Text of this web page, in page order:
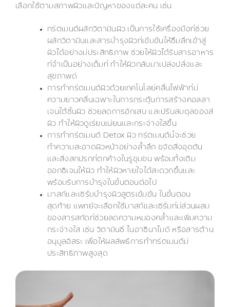
เลือกใช้ตามสภาพผิวและปัญหาของแต่ละคน เช่น
ทรีตเมนต์ผลักวิตามินผิว เป็นการใช้เครื่องมือที่ช่วย
ผลักวิตามินและสารบำรุงผิวที่เข้มข้นให้ซึมลึกเข้าสู่
ผิวได้อย่างมีประสิทธิภาพ ช่วยให้ผิวได้รับสารอาหาร
ที่จำเป็นอย่างเต็มที่ ทำให้ผิวกลับมาเปล่งปลั่งและ
สุขภาพดี
การทำทรีตเมนต์ผิวด้วยเทคโนโลยีคลื่นไฟฟ้าที่มี
ความยาวคลื่นเฉพาะในการกระตุ้นการสร้างคอลลา
เจนใต้ชั้นผิว ช่วยลดการอักเสบ และปรับสมดุลของสี
ผิว ทำให้ผิวดูเรียบเนียนและกระจ่างใสขึ้น
การทำทรีตเมนต์ Detox ผิว ทรีตเมนต์นี้จะช่วย
ทำความสะอาดผิวหน้าอย่างล้ำลึก ขจัดสิ่งอุดตัน
และสิ่งสกปรกที่ตกค้างในรูขุมขน พร้อมทั้งเติม
ออกซิเจนให้ผิว ทำให้ผิวหายใจได้สะดวกขึ้นและ
พร้อมรับการบำรุงในขั้นตอนต่อไป
มาสก์และเซรั่มบำรุงผิวสูตรเข้มข้น ในขั้นตอน
สุดท้าย แพทย์จะเลือกใช้มาสก์และเซรั่มที่มีส่วนผสม
ของสารสกัดที่ช่วยลดความหมองคล้ำและเพิ่มความ
กระจ่างใส เช่น วิตามินซี ไนอาซินาไมด์ หรือสารต้าน
อนุมูลอิสระ เพื่อให้ผลลัพธ์การทำทรีตเมนต์มี
ประสิทธิภาพสูงสุด